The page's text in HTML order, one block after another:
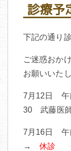
診療予
下記の通り
ご迷惑おか
お願いいたし
7月12日
30 武藤医
7月16日 午
→休診